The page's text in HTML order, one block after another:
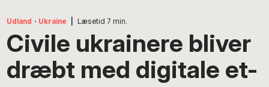
Udland · Ukraine Læsetid 7 min.
Civile ukrainere bliver
dræbt med digitale et-